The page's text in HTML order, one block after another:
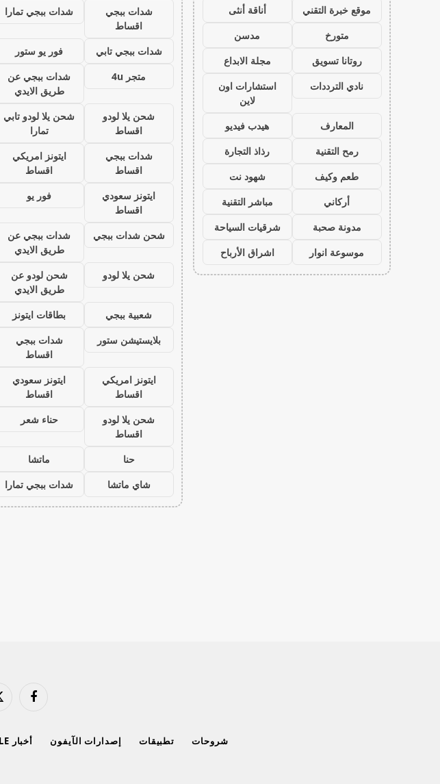
موقع خبرة التقني
أناقة أنثى
متورخ
مدسن
روتانا تسويق
مجلة الابداع
نادي الترددات
استشارات اون
لاين
المعارف
هيدب فيديو
رمح التقنية
رذاذ التجارة
طعم وكيف
شهود نت
أركاني
مباشر التقنية
مدونة صحبة
شرقيات السياحة
موسوعة انوار
اشراق الأرباح
شدات ببجي
اقساط
شدات ببجي تمارا
شدات ببجي تابي
فور يو ستور
متجر 4u
شدات ببجي عن
طريق الايدي
شحن يلا لودو
اقساط
شحن يلا لودو تابي
تمارا
شدات ببجي
اقساط
ايتونز امريكي
اقساط
ايتونز سعودي
اقساط
فور يو
شحن شدات ببجي
شدات ببجي عن
طريق الايدي
شحن يلا لودو
شحن لودو عن
طريق الايدي
شعبية ببجي
بطاقات ايتونز
بلايستيشن ستور
شدات ببجي
اقساط
ايتونز امريكي
اقساط
ايتونز سعودي
اقساط
شحن يلا لودو
اقساط
حناء شعر
حنا
ماتشا
شاي ماتشا
شدات ببجي تمارا
فيسبوك
شروحات تطبيقات إصدارات الآيفون أخبار APPLE